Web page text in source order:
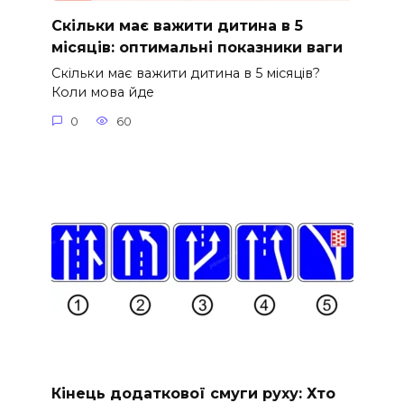
Скільки має важити дитина в 5
місяців: оптимальні показники ваги
Скільки має важити дитина в 5 місяців?
Коли мова йде
0 60
Кінець додаткової смуги руху: Хто